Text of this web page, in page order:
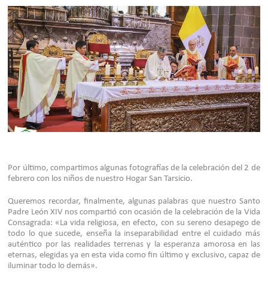
Por último, compartimos algunas fotografías de la celebración del 2 de
febrero con los niños de nuestro Hogar San Tarsicio.
Queremos recordar, finalmente, algunas palabras que nuestro Santo
Padre León XIV nos compartió con ocasión de la celebración de la Vida
Consagrada: «La vida religiosa, en efecto, con su sereno desapego de
todo lo que sucede, enseña la inseparabilidad entre el cuidado más
auténtico por las realidades terrenas y la esperanza amorosa en las
eternas, elegidas ya en esta vida como fin último y exclusivo, capaz de
iluminar todo lo demás».